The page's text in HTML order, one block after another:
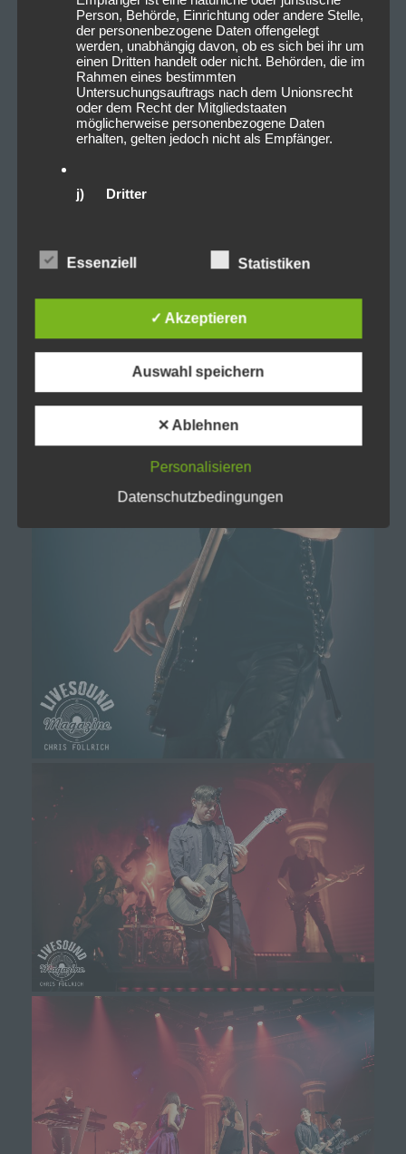
Person, Behörde, Einrichtung oder andere Stelle,
der personenbezogene Daten offengelegt
werden, unabhängig davon, ob es sich bei ihr um
einen Dritten handelt oder nicht. Behörden, die im
Rahmen eines bestimmten
Untersuchungsauftrags nach dem Unionsrecht
oder dem Recht der Mitgliedstaaten
möglicherweise personenbezogene Daten
erhalten, gelten jedoch nicht als Empfänger.
j) Dritter
Behörde, Einrichtung oder andere Stelle außer
der betroffenen Person, dem Verantwortlichen,
unter der unmittelbaren Verantwortung des
Verantwortlichen oder des Auftragsverarbeiters
befugt sind, die personenbezogenen Daten zu
verarbeiten.
k) Einwilligung
Weise und unmissverständlich abgegebene
einer sonstigen eindeutigen bestätigenden
verstehen gibt, dass sie mit der Verarbeitung der
sie betreffenden personenbezogenen Daten
Name und Anschrift des für die Verarbeitung
Verantwortlichen
Verantwortlicher im Sinne der Datenschutz-
Grundverordnung, sonstiger in den Mitgliedstaaten der
Europäischen Union geltenden Datenschutzgesetze
und anderer Bestimmungen mit
datenschutzrechtlichem Charakter ist die:
Hauffstraße 10
90491 Nürnberg
Deutschland
01777102175
E-Mail: info@livesound-magazine.com
Cookies / SessionStorage / LocalStorage
Die Internetseiten verwenden teilweise so genannte
Cookies, LocalStorage und SessionStorage. Dies dient
dazu, unser Angebot nutzerfreundlicher, effektiver und
sicherer zu machen. Local Storage und
SessionStorage ist eine Technologie, mit welcher ihr
Browser Daten auf Ihrem Computer oder mobilen
Gerät abspeichert. Cookies sind Textdateien, welche
über einen Internetbrowser auf einem Computersystem
abgelegt und gespeichert werden. Sie können die
Verwendung von Cookies, LocalStorage und
Essenziell Statistiken
✓ Akzeptieren
Auswahl speichern
✕ Ablehnen
Personalisieren
Datenschutzbedingungen